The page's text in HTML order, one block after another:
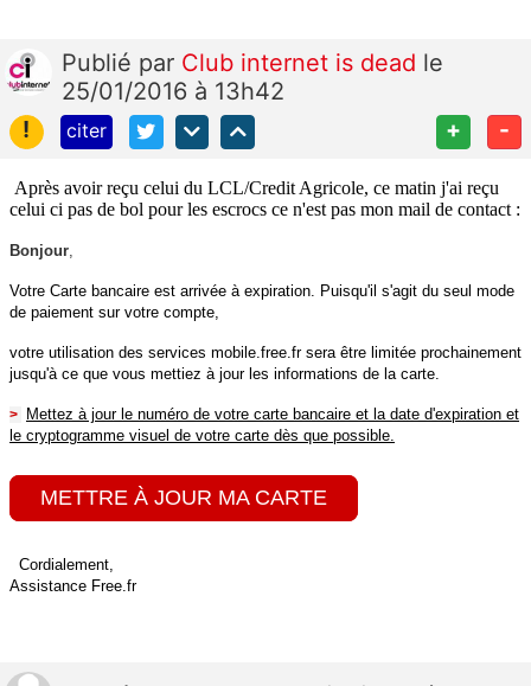
Publié par Club internet is dead le
25/01/2016 à 13h42
!
citer + -
Après avoir reçu celui du LCL/Credit Agricole, ce matin j'ai reçu
celui ci pas de bol pour les escrocs ce n'est pas mon mail de contact :
Bonjour
Votre Carte bancaire est arrivée à expiration. Puisqu'il s'agit du seul mode
de paiement sur votre compte,
votre utilisation des services mobile.free.fr sera être limitée prochainement
jusqu'à ce que vous mettiez à jour les informations de la carte.
>
Mettez à jour le numéro de votre carte bancaire et la date d'expiration et
le cryptogramme visuel de votre carte dès que possible.
METTRE À JOUR MA CARTE
Cordialement,
Assistance Free.fr